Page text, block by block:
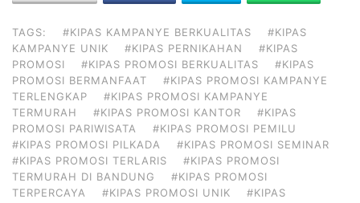
TAGS: #KIPAS KAMPANYE BERKUALITAS
#KIPAS
KAMPANYE UNIK
#KIPAS PERNIKAHAN
#KIPAS
PROMOSI
#KIPAS PROMOSI BERKUALITAS
#KIPAS
PROMOSI BERMANFAAT
#KIPAS PROMOSI KAMPANYE
TERLENGKAP
#KIPAS PROMOSI KAMPANYE
TERMURAH
#KIPAS PROMOSI KANTOR
#KIPAS
PROMOSI PARIWISATA
#KIPAS PROMOSI PEMILU
#KIPAS PROMOSI PILKADA
#KIPAS PROMOSI SEMINAR
#KIPAS PROMOSI TERLARIS
#KIPAS PROMOSI
TERMURAH DI BANDUNG
#KIPAS PROMOSI
TERPERCAYA
#KIPAS PROMOSI UNIK
#KIPAS